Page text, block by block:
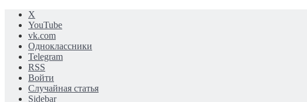
X
YouTube
vk.com
Одноклассники
Telegram
RSS
Войти
Случайная статья
Sidebar